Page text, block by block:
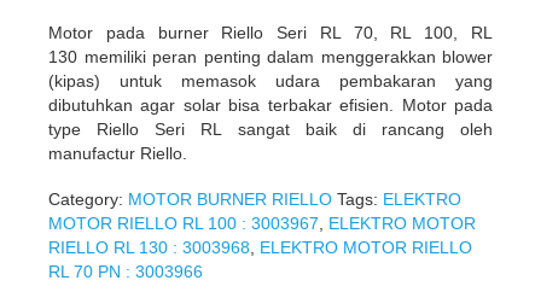
Motor pada burner Riello Seri RL 70, RL 100, RL
130 memiliki peran penting dalam menggerakkan blower
(kipas) untuk memasok udara pembakaran yang
dibutuhkan agar solar bisa terbakar efisien. Motor pada
type Riello Seri RL sangat baik di rancang oleh
manufactur Riello.
Category: MOTOR BURNER RIELLO Tags: ELEKTRO
MOTOR RIELLO RL 100 : 3003967, ELEKTRO MOTOR
RIELLO RL 130 : 3003968, ELEKTRO MOTOR RIELLO
RL 70 PN : 3003966